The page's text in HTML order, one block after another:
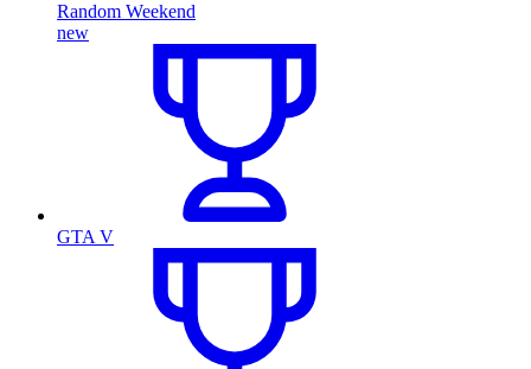
Random Weekend
new
GTA V